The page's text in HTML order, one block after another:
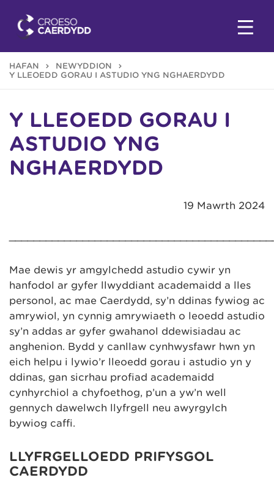
HAFAN
NEWYDDION
Y LLEOEDD GORAU I ASTUDIO YNG NGHAERDYDD
Y LLEOEDD GORAU I
ASTUDIO YNG
NGHAERDYDD
19 Mawrth 2024
Mae dewis yr amgylchedd astudio cywir yn
hanfodol ar gyfer llwyddiant academaidd a lles
personol, ac mae Caerdydd, sy’n ddinas fywiog ac
amrywiol, yn cynnig amrywiaeth o leoedd astudio
sy’n addas ar gyfer gwahanol ddewisiadau ac
anghenion. Bydd y canllaw cynhwysfawr hwn yn
eich helpu i lywio’r lleoedd gorau i astudio yn y
ddinas, gan sicrhau profiad academaidd
cynhyrchiol a chyfoethog, p’un a yw’n well
gennych dawelwch llyfrgell neu awyrgylch
bywiog caffi.
LLYFRGELLOEDD PRIFYSGOL
CAERDYDD